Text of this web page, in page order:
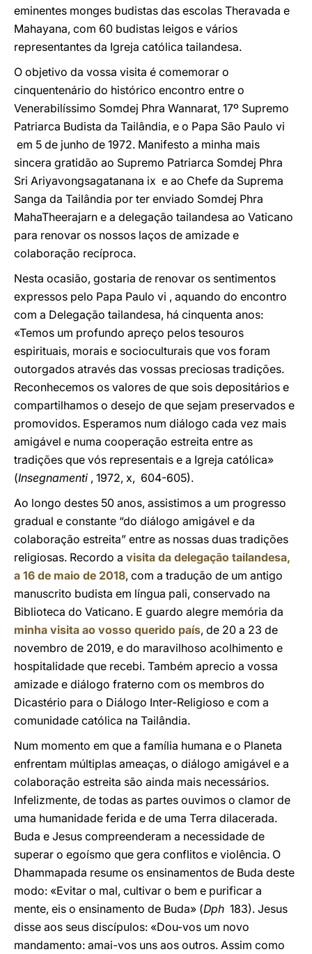
eminentes monges budistas das escolas Theravada e
Mahayana, com 60 budistas leigos e vários
representantes da Igreja católica tailandesa.
O objetivo da vossa visita é comemorar o
cinquentenário do histórico encontro entre o
Venerabilíssimo Somdej Phra Wannarat, 17º Supremo
Patriarca Budista da Tailândia, e o Papa São Paulo vi
em 5 de junho de 1972. Manifesto a minha mais
sincera gratidão ao Supremo Patriarca Somdej Phra
Sri Ariyavongsagatanana ix e ao Chefe da Suprema
Sanga da Tailândia por ter enviado Somdej Phra
MahaTheerajarn e a delegação tailandesa ao Vaticano
para renovar os nossos laços de amizade e
colaboração recíproca.
Nesta ocasião, gostaria de renovar os sentimentos
expressos pelo Papa Paulo vi , aquando do encontro
com a Delegação tailandesa, há cinquenta anos:
«Temos um profundo apreço pelos tesouros
espirituais, morais e socioculturais que vos foram
outorgados através das vossas preciosas tradições.
Reconhecemos os valores de que sois depositários e
compartilhamos o desejo de que sejam preservados e
promovidos. Esperamos num diálogo cada vez mais
amigável e numa cooperação estreita entre as
tradições que vós representais e a Igreja católica»
(Insegnamenti , 1972, x, 604-605).
Ao longo destes 50 anos, assistimos a um progresso
gradual e constante “do diálogo amigável e da
colaboração estreita” entre as nossas duas tradições
religiosas. Recordo a visita da delegação tailandesa,
a 16 de maio de 2018, com a tradução de um antigo
manuscrito budista em língua pali, conservado na
Biblioteca do Vaticano. E guardo alegre memória da
minha visita ao vosso querido país, de 20 a 23 de
novembro de 2019, e do maravilhoso acolhimento e
hospitalidade que recebi. Também aprecio a vossa
amizade e diálogo fraterno com os membros do
Dicastério para o Diálogo Inter-Religioso e com a
comunidade católica na Tailândia.
Num momento em que a família humana e o Planeta
enfrentam múltiplas ameaças, o diálogo amigável e a
colaboração estreita são ainda mais necessários.
Infelizmente, de todas as partes ouvimos o clamor de
uma humanidade ferida e de uma Terra dilacerada.
Buda e Jesus compreenderam a necessidade de
superar o egoísmo que gera conflitos e violência. O
Dhammapada resume os ensinamentos de Buda deste
modo: «Evitar o mal, cultivar o bem e purificar a
mente, eis o ensinamento de Buda» (Dph 183). Jesus
disse aos seus discípulos: «Dou-vos um novo
mandamento: amai-vos uns aos outros. Assim como